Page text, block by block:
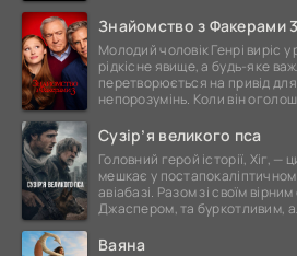
Знайомство з Факерами 3
Молодий чоловік Генрі виріс у
рідкісне явище, а будь-яке
перетворюється на привід
непорозумінь. Коли він
Сузір’я великого пса
Головний герой історії, Хіг, —
мешкає у
авіабазі. Разом зі своїм
Джаспером, та буркотливим,
Ваяна